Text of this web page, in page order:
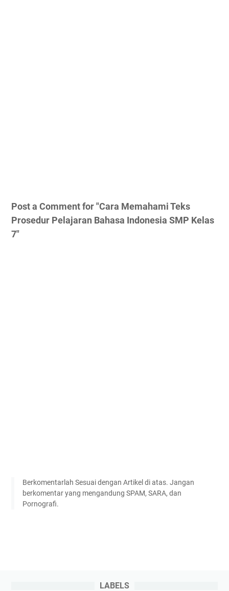
Post a Comment for "Cara Memahami Teks
Prosedur Pelajaran Bahasa Indonesia SMP Kelas
7"
Berkomentarlah Sesuai dengan Artikel di atas. Jangan
berkomentar yang mengandung SPAM, SARA, dan
Pornografi.
LABELS